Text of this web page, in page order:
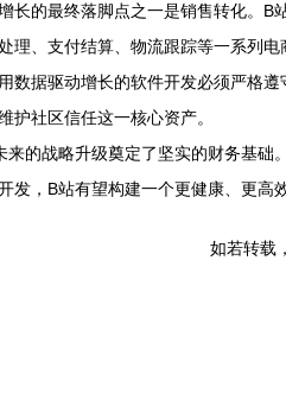
长的最终落脚点之一是销售转化。
理、支付结算、物流跟踪等一系列电
用数据驱动增长的软件开发必须严格
护社区信任这一核心资产。
的战略升级奠定了坚实的财务基础
发，B站有望构建一个更健康、更高
如若转载